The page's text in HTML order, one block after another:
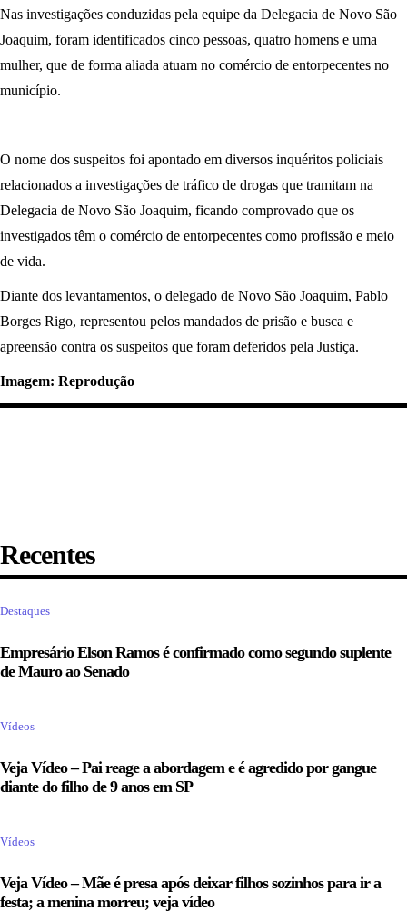
Nas investigações conduzidas pela equipe da Delegacia de Novo São
Joaquim, foram identificados cinco pessoas, quatro homens e uma
mulher, que de forma aliada atuam no comércio de entorpecentes no
município.
O nome dos suspeitos foi apontado em diversos inquéritos policiais
relacionados a investigações de tráfico de drogas que tramitam na
Delegacia de Novo São Joaquim, ficando comprovado que os
investigados têm o comércio de entorpecentes como profissão e meio
de vida.
Diante dos levantamentos, o delegado de Novo São Joaquim, Pablo
Borges Rigo, representou pelos mandados de prisão e busca e
apreensão contra os suspeitos que foram deferidos pela Justiça.
Imagem: Reprodução
Recentes
Destaques
Empresário Elson Ramos é confirmado como segundo suplente
de Mauro ao Senado
Vídeos
Veja Vídeo – Pai reage a abordagem e é agredido por gangue
diante do filho de 9 anos em SP
Vídeos
Veja Vídeo – Mãe é presa após deixar filhos sozinhos para ir a
festa; a menina morreu; veja vídeo